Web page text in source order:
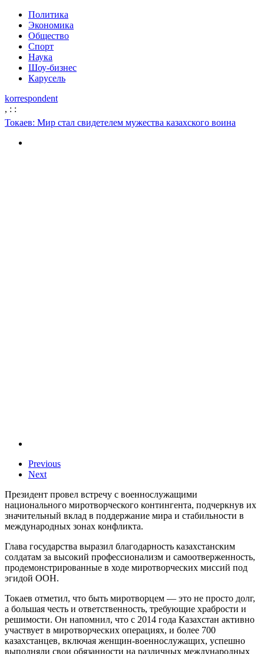
Политика
Экономика
Общество
Спорт
Наука
Шоу-бизнес
Карусель
korrespondent
, : :
Токаев: Мир стал свидетелем мужества казахского воина
Previous
Next
Президент провел встречу с военнослужащими
национального миротворческого контингента, подчеркнув их
значительный вклад в поддержание мира и стабильности в
международных зонах конфликта.
Глава государства выразил благодарность казахстанским
солдатам за высокий профессионализм и самоотверженность,
продемонстрированные в ходе миротворческих миссий под
эгидой ООН.
Токаев отметил, что быть миротворцем — это не просто долг,
а большая честь и ответственность, требующие храбрости и
решимости. Он напомнил, что с 2014 года Казахстан активно
участвует в миротворческих операциях, и более 700
казахстанцев, включая женщин-военнослужащих, успешно
выполняли свои обязанности на различных международных